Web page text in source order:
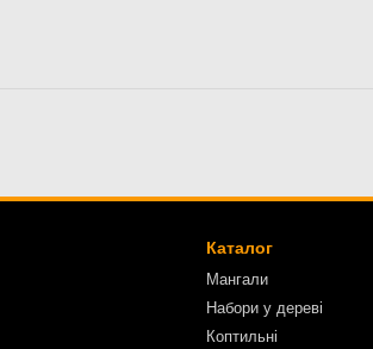
Каталог
Мангали
Набори у дереві
Коптильні